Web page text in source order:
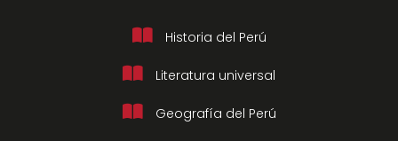
Historia del Perú
Literatura universal
Geografía del Perú